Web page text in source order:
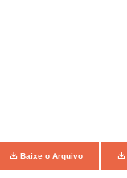
Baixe o Arquivo